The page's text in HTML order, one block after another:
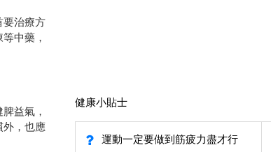
要治療方
中藥，
益氣，
外，也應
健康小貼士
運動一定要做到筋疲力盡才行